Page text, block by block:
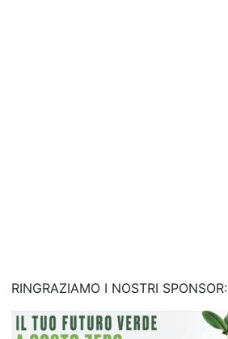
RINGRAZIAMO I NOSTRI SPONSOR: